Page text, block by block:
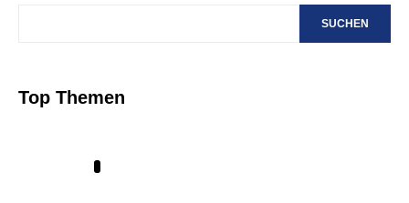
SUCHEN
Top Themen